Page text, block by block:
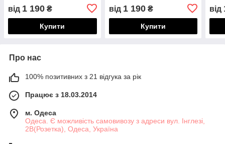
від 1 190 ₴
Купити
від 1 190₴
Купити
від
Про нас
100% позитивних з 21 відгука за рік
Працює з 18.03.2014
м. Одеса
Одеса. Є можливість самовивозу з адреси вул. Інглезі,
2В(Розетка), Одеса, Україна